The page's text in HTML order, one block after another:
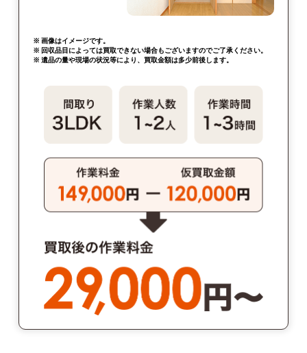
※ 画像はイメージです。
※ 回収品目によっては買取できない場合もございますのでご了承ください。
※ 遺品の量や現場の状況等により、買取金額は多少前後します。